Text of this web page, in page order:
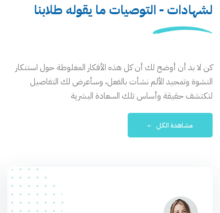
لشهادات - التوصيات ما يقوله طلابنا
كن لا بد أن أوضح لك أن كل هذه الأفكار المغلوطة حول استنكار
النشوة وتمجيد الألم نشأت بالفعل، وسأعرض لك التفاصيل
لتكتشف حقيقة وأساس تلك السعادة البشرية
مشاهدة الكل